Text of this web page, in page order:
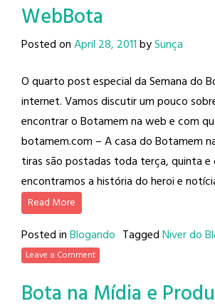
WebBota
Posted onApril 28, 2011bySunça
O quarto post especial da Semana do
internet. Vamos discutir um pouco
encontrar o Botamem na web e com
botamem.com – A casa do Botamem
tiras são postadas toda terça, quinta e
encontramos a história do heroi e
Read More
Posted inBlogando TaggedNiver do
Leave a Comment
Bota na Mídia e